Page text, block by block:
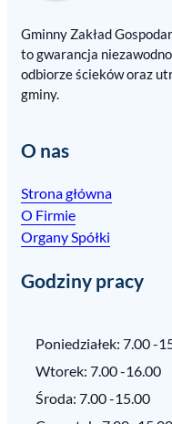
Gminny Zakład
to gwarancja
odbiorze ścieków oraz
gminy.
O nas
Strona główna
O Firmie
Organy Spółki
Godziny pracy
Poniedziałek: 7.00 -
Wtorek: 7.00 -16.00
Środa: 7.00 -15.00